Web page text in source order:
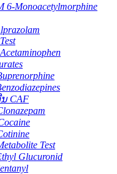
Monoacetylmorphine
CAF
Test
Glucuronid